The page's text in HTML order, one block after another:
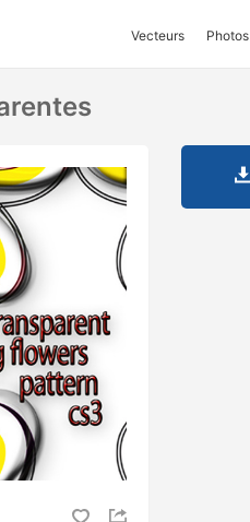
Vecteurs Photos